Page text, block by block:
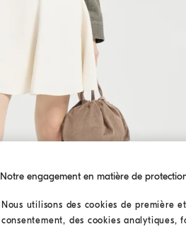
Notre engagement en matière de
Nous utilisons des cookies de première
consentement, des cookies analytiques,